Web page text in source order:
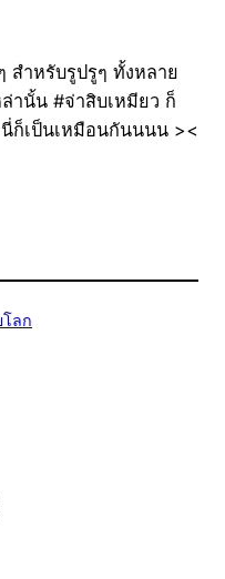
สำหรับรูปรูๆ ทั้งหลาย
านั้น #จ่าสิบเหมียว ก็
ก็เป็นเหมือนกันนนน ><
ลก